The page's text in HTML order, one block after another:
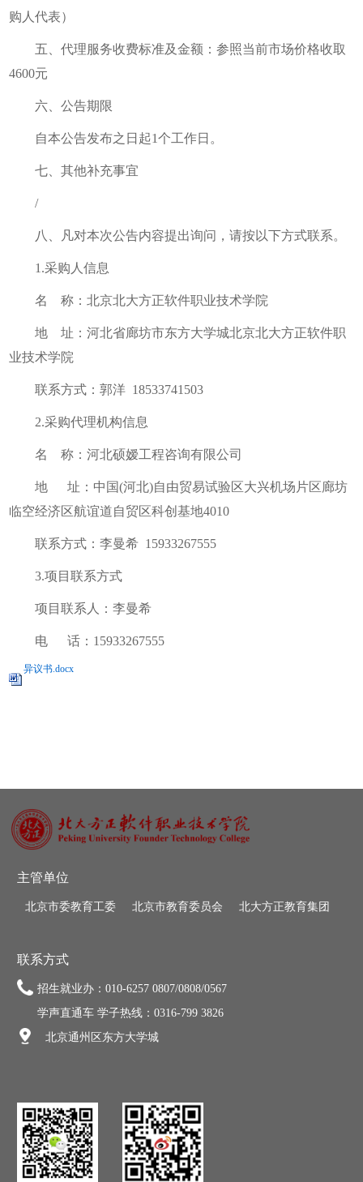
购人代表）
五、代理服务收费标准及金额：参照当前市场价格收取
4600元
六、公告期限
自本公告发布之日起1个工作日。
七、其他补充事宜
/
八、凡对本次公告内容提出询问，请按以下方式联系。
1.采购人信息
名 称：北京北大方正软件职业技术学院
地 址：河北省廊坊市东方大学城北京北大方正软件职
业技术学院
联系方式：郭洋 18533741503
2.采购代理机构信息
名 称：河北硕嫒工程咨询有限公司
地 址：中国(河北)自由贸易试验区大兴机场片区廊坊
临空经济区航谊道自贸区科创基地4010
联系方式：李曼希 15933267555
3.项目联系方式
项目联系人：李曼希
电 话：15933267555
异议书.docx
主管单位
北京市委教育工委 北京市教育委员会 北大方正教育集团
联系方式
招生就业办：010-6257 0807/0808/0567
学声直通车 学子热线：0316-799 3826
北京通州区东方大学城